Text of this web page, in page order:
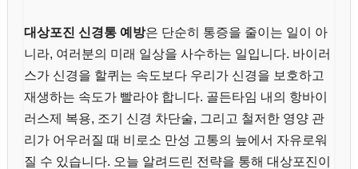
대상포진 신경통 예방은 단순히 통증을 줄이는 일이 아
니라, 여러분의 미래 일상을 사수하는 일입니다. 바이러
스가 신경을 할퀴는 속도보다 우리가 신경을 보호하고
재생하는 속도가 빨라야 합니다. 골든타임 내의 항바이
러스제 복용, 조기 신경 차단술, 그리고 철저한 영양 관
리가 어우러질 때 비로소 만성 고통의 늪에서 자유로워
질 수 있습니다. 오늘 알려드린 전략을 통해 대상포진이